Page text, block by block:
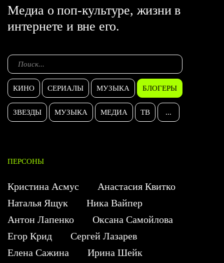
Медиа о поп-культуре, жизни в
интернете и вне его.
КИНО СЕРИАЛЫ МУЗЫКА БЛОГЕРЫ
ЗВЕЗДЫ МУЗЫКА МЕДИА ТВ ...
ПЕРСОНЫ
Кристина Асмус
Анастасия Квитко
Наталья Ящук
Ника Вайпер
Антон Лапенко
Оксана Самойлова
Егор Крид
Сергей Лазарев
Елена Сажина
Ирина Шейк